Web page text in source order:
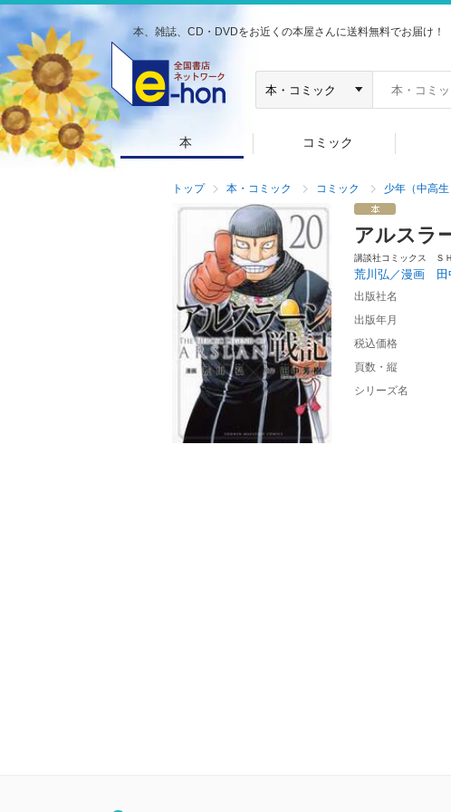
本、雑誌、CD・DVDをお近くの本屋さんに送料無料でお届け！
本 コミック
トップ 本・コミック コミック 少年（中高生
アルスラ
講談社コミックス Ｓ
荒川弘／漫画 田
出版社名
出版年月
税込価格
頁数・縦
シリーズ名